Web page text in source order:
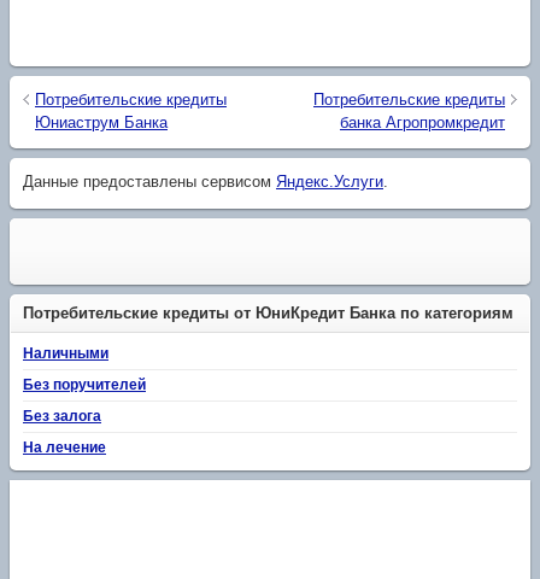
Потребительские кредиты
Юниаструм Банка
Потребительские кредиты
банка Агропромкредит
Данные предоставлены сервисом Яндекс.Услуги.
Потребительские кредиты от ЮниКредит Банка по категориям
Наличными
Без поручителей
Без залога
На лечение